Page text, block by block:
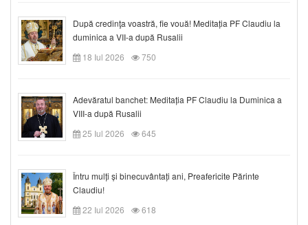
După credinţa voastră, fie vouă! Meditația PF Claudiu la
duminica a VII-a după Rusalii
18 Iul 2026
750
Adevăratul banchet: Meditația PF Claudiu la Duminica a
VIII-a după Rusalii
25 Iul 2026
645
Întru mulți și binecuvântați ani, Preafericite Părinte
Claudiu!
22 Iul 2026
618